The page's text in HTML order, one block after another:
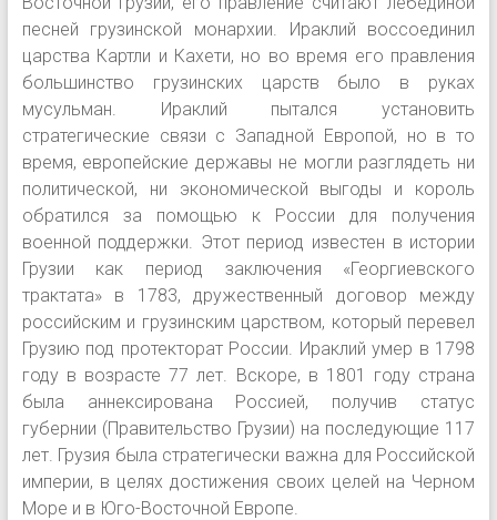
песней грузинской монархии. Ираклий воссоединил
царства Картли и Кахети, но во время его правления
большинство грузинских царств было в руках
мусульман. Ираклий пытался установить
стратегические связи с Западной Европой, но в то
время, европейские державы не могли разглядеть ни
политической, ни экономической выгоды и король
обратился за помощью к России для получения
военной поддержки. Этот период известен в истории
Грузии как период заключения «Георгиевского
трактата» в 1783, дружественный договор между
российским и грузинским царством, который перевел
Грузию под протекторат России. Ираклий умер в 1798
году в возрасте 77 лет. Вскоре, в 1801 году страна
была аннексирована Россией, получив статус
губернии (Правительство Грузии) на последующие 117
лет. Грузия была стратегически важна для Российской
империи, в целях достижения своих целей на Черном
Море и в Юго-Восточной Европе.